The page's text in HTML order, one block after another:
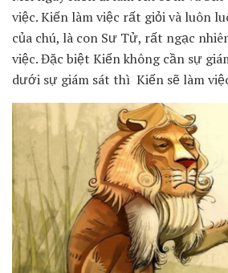
việc. Kiến làm việc rất giỏi và luôn
của chú, là con Sư Tử, rất ngạc
việc. Đặc biệt Kiến không cần sự
dưới sự giám sát thì Kiến sẽ làm